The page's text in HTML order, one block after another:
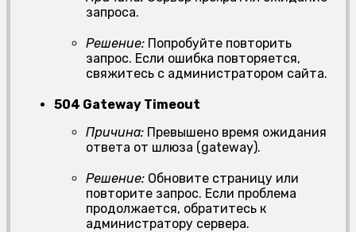
запроса.
Решение: Попробуйте повторить
запрос. Если ошибка повторяется,
свяжитесь с администратором сайта.
504 Gateway Timeout
Причина: Превышено время ожидания
ответа от шлюза (gateway).
Решение: Обновите страницу или
повторите запрос. Если проблема
продолжается, обратитесь к
администратору сервера.